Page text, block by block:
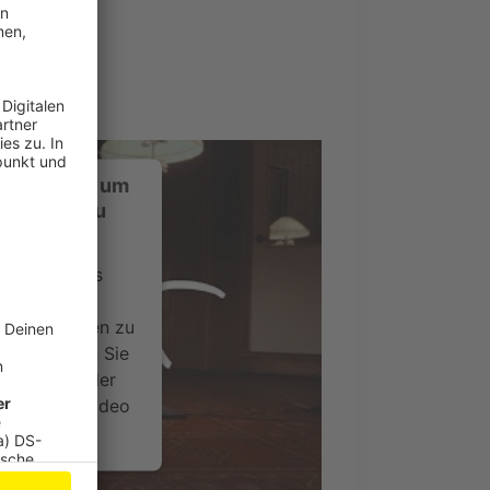
um
Service zu
eines
kann Daten zu
Bitte lesen Sie
Sie der
dieses Video